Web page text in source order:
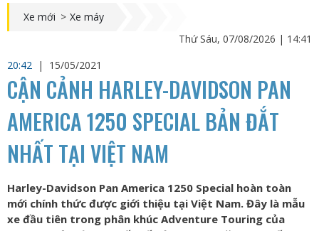
Xe mới > Xe máy
Thứ Sáu, 07/08/2026 | 14:41
20:42 | 15/05/2021
CẬN CẢNH HARLEY-DAVIDSON PAN
AMERICA 1250 SPECIAL BẢN ĐẮT
NHẤT TẠI VIỆT NAM
Harley-Davidson Pan America 1250 Special hoàn toàn
mới chính thức được giới thiệu tại Việt Nam. Đây là mẫu
xe đầu tiên trong phân khúc Adventure Touring của